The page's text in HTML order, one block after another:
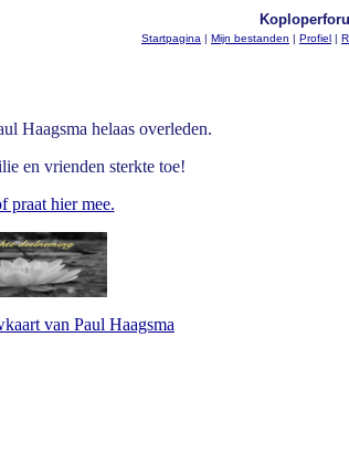
Startpagina | Mijn bestanden | Profiel |
Haagsma helaas overleden.
en vrienden sterkte toe!
praat hier mee.
van Paul Haagsma